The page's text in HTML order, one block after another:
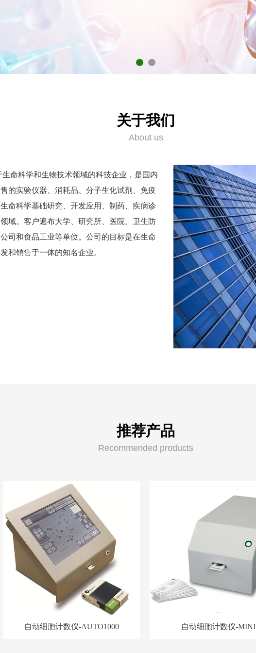
关于我们
命科学和生物技术领域的科技企业，是国内
的实验仪器、消耗品、分子生化试剂、免疫
命科学基础研究、开发应用、制药、疾病诊
域。客户遍布大学、研究所、医院、卫生防
司和食品工业等单位。公司的目标是在生命
和销售于一体的知名企业。
About us
推荐产品
Recommended products
自动细胞计数仪-AUTO1000 自动细胞计数仪-MINI